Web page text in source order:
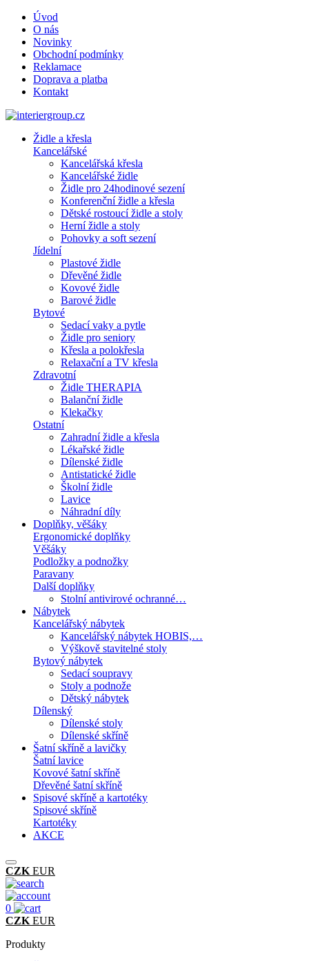
Úvod
O nás
Novinky
Obchodní podmínky
Reklamace
Doprava a platba
Kontakt
Židle a křesla
Kancelářské
Kancelářská křesla
Kancelářské židle
Židle pro 24hodinové sezení
Konferenční židle a křesla
Dětské rostoucí židle a stoly
Herní židle a stoly
Pohovky a soft sezení
Jídelní
Plastové židle
Dřevěné židle
Kovové židle
Barové židle
Bytové
Sedací vaky a pytle
Židle pro seniory
Křesla a polokřesla
Relaxační a TV křesla
Zdravotní
Židle THERAPIA
Balanční židle
Klekačky
Ostatní
Zahradní židle a křesla
Lékařské židle
Dílenské židle
Antistatické židle
Školní židle
Lavice
Náhradní díly
Doplňky, věšáky
Ergonomické doplňky
Věšáky
Podložky a podnožky
Paravany
Další doplňky
Stolní antivirové ochranné…
Nábytek
Kancelářský nábytek
Kancelářský nábytek HOBIS,…
Výškově stavitelné stoly
Bytový nábytek
Sedací soupravy
Stoly a podnože
Dětský nábytek
Dílenský
Dílenské stoly
Dílenské skříně
Šatní skříně a lavičky
Šatní lavice
Kovové šatní skříně
Dřevěné šatní skříně
Spisové skříně a kartotéky
Spisové skříně
Kartotéky
AKCE
CZK EUR
0
CZK EUR
Produkty